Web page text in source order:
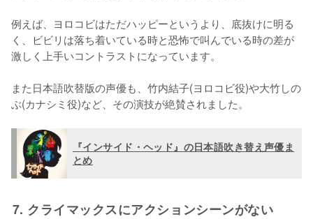
例えば、ヨロコビはただハッピーというより、底抜けに明る
く、ビビリは落ち着いている時と恐怖で叫んでいる時の差が
激しく上手いコントラストになっています。
また日本語吹替版の声優も、竹内結子(ヨロコビ役)や大竹しの
ぶ(カナシミ役)など、その演技が絶賛されました。
『インサイド・ヘッド』の日本語吹き替え声優ま
とめ
7. クライマックスにアクションシーンがない